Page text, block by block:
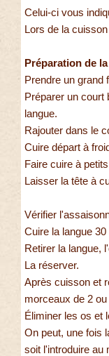
Celui-ci vous
Lors de la
Préparation de
Prendre un grand
Préparer un court
langue.
Rajouter dans le
Cuire départ à
Faire cuire à
Laisser la tête à
Vérifier
Cuire la langue
Retirer la langue,
La réserver.
Après cuisson et
morceaux de 2
Éliminer les os et
On peut, une fois
soit l'introduire au